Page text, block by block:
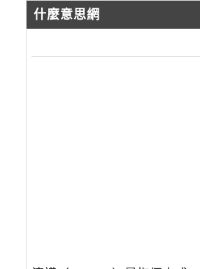
什麼意思網